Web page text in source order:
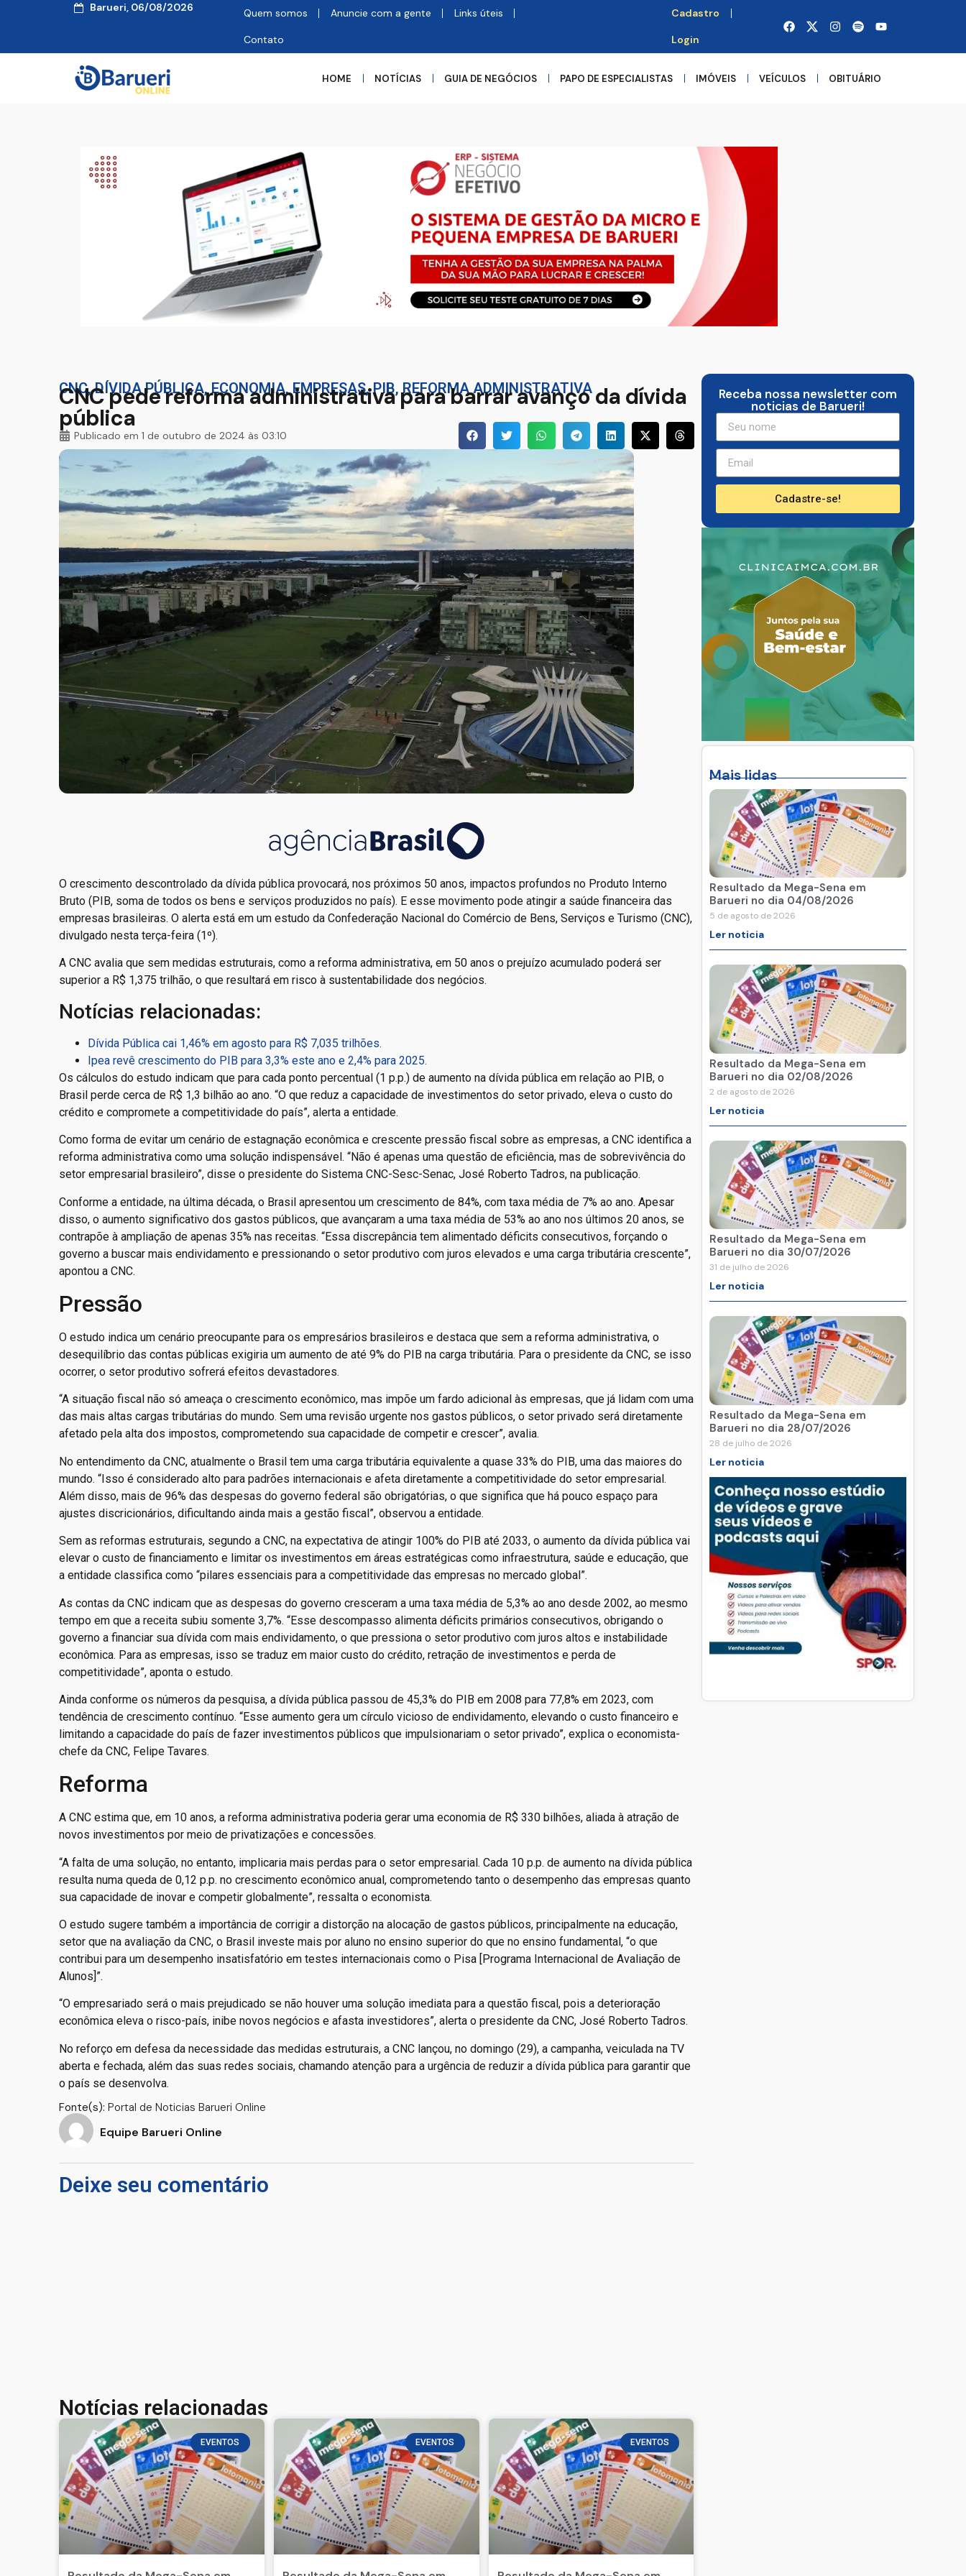
Barueri, 06/08/2026 Quem somos Anuncie com a gente Links úteis
Contato
Cadastro
Login
HOME NOTÍCIAS GUIA DE NEGÓCIOS PAPO DE ESPECIALISTAS IMÓVEIS VEÍCULOS OBITUÁRIO
CNC,DÍVIDA PÚBLICA,ECONOMIA,EMPRESAS,PIB,REFORMA ADMINISTRATIVA
CNC pede reforma administrativa para barrar avanço da dívida
pública
Publicado em 1 de outubro de 2024 às 03:10
O crescimento descontrolado da dívida pública provocará, nos próximos 50 anos, impactos profundos no Produto Interno
Bruto (PIB, soma de todos os bens e serviços produzidos no país). E esse movimento pode atingir a saúde financeira das
empresas brasileiras. O alerta está em um estudo da Confederação Nacional do Comércio de Bens, Serviços e Turismo (CNC),
divulgado nesta terça-feira (1º).
A CNC avalia que sem medidas estruturais, como a reforma administrativa, em 50 anos o prejuízo acumulado poderá ser
superior a R$ 1,375 trilhão, o que resultará em risco à sustentabilidade dos negócios.
Notícias relacionadas:
Dívida Pública cai 1,46% em agosto para R$ 7,035 trilhões.
Ipea revê crescimento do PIB para 3,3% este ano e 2,4% para 2025.
Os cálculos do estudo indicam que para cada ponto percentual (1 p.p.) de aumento na dívida pública em relação ao PIB, o
Brasil perde cerca de R$ 1,3 bilhão ao ano. “O que reduz a capacidade de investimentos do setor privado, eleva o custo do
crédito e compromete a competitividade do país”, alerta a entidade.
Como forma de evitar um cenário de estagnação econômica e crescente pressão fiscal sobre as empresas, a CNC identifica a
reforma administrativa como uma solução indispensável. “Não é apenas uma questão de eficiência, mas de sobrevivência do
setor empresarial brasileiro”, disse o presidente do Sistema CNC-Sesc-Senac, José Roberto Tadros, na publicação.
Conforme a entidade, na última década, o Brasil apresentou um crescimento de 84%, com taxa média de 7% ao ano. Apesar
disso, o aumento significativo dos gastos públicos, que avançaram a uma taxa média de 53% ao ano nos últimos 20 anos, se
contrapõe à ampliação de apenas 35% nas receitas. “Essa discrepância tem alimentado déficits consecutivos, forçando o
governo a buscar mais endividamento e pressionando o setor produtivo com juros elevados e uma carga tributária crescente”,
apontou a CNC.
Pressão
O estudo indica um cenário preocupante para os empresários brasileiros e destaca que sem a reforma administrativa, o
desequilíbrio das contas públicas exigiria um aumento de até 9% do PIB na carga tributária. Para o presidente da CNC, se isso
ocorrer, o setor produtivo sofrerá efeitos devastadores.
“A situação fiscal não só ameaça o crescimento econômico, mas impõe um fardo adicional às empresas, que já lidam com uma
das mais altas cargas tributárias do mundo. Sem uma revisão urgente nos gastos públicos, o setor privado será diretamente
afetado pela alta dos impostos, comprometendo sua capacidade de competir e crescer”, avalia.
No entendimento da CNC, atualmente o Brasil tem uma carga tributária equivalente a quase 33% do PIB, uma das maiores do
mundo. “Isso é considerado alto para padrões internacionais e afeta diretamente a competitividade do setor empresarial.
Além disso, mais de 96% das despesas do governo federal são obrigatórias, o que significa que há pouco espaço para
ajustes discricionários, dificultando ainda mais a gestão fiscal”, observou a entidade.
Sem as reformas estruturais, segundo a CNC, na expectativa de atingir 100% do PIB até 2033, o aumento da dívida pública vai
elevar o custo de financiamento e limitar os investimentos em áreas estratégicas como infraestrutura, saúde e educação, que
a entidade classifica como “pilares essenciais para a competitividade das empresas no mercado global”.
As contas da CNC indicam que as despesas do governo cresceram a uma taxa média de 5,3% ao ano desde 2002, ao mesmo
tempo em que a receita subiu somente 3,7%. “Esse descompasso alimenta déficits primários consecutivos, obrigando o
governo a financiar sua dívida com mais endividamento, o que pressiona o setor produtivo com juros altos e instabilidade
econômica. Para as empresas, isso se traduz em maior custo do crédito, retração de investimentos e perda de
competitividade”, aponta o estudo.
Ainda conforme os números da pesquisa, a dívida pública passou de 45,3% do PIB em 2008 para 77,8% em 2023, com
tendência de crescimento contínuo. “Esse aumento gera um círculo vicioso de endividamento, elevando o custo financeiro e
limitando a capacidade do país de fazer investimentos públicos que impulsionariam o setor privado”, explica o economista-
chefe da CNC, Felipe Tavares.
Reforma
A CNC estima que, em 10 anos, a reforma administrativa poderia gerar uma economia de R$ 330 bilhões, aliada à atração de
novos investimentos por meio de privatizações e concessões.
“A falta de uma solução, no entanto, implicaria mais perdas para o setor empresarial. Cada 10 p.p. de aumento na dívida pública
resulta numa queda de 0,12 p.p. no crescimento econômico anual, comprometendo tanto o desempenho das empresas quanto
sua capacidade de inovar e competir globalmente”, ressalta o economista.
O estudo sugere também a importância de corrigir a distorção na alocação de gastos públicos, principalmente na educação,
setor que na avaliação da CNC, o Brasil investe mais por aluno no ensino superior do que no ensino fundamental, “o que
contribui para um desempenho insatisfatório em testes internacionais como o Pisa [Programa Internacional de Avaliação de
Alunos]”.
“O empresariado será o mais prejudicado se não houver uma solução imediata para a questão fiscal, pois a deterioração
econômica eleva o risco-país, inibe novos negócios e afasta investidores”, alerta o presidente da CNC, José Roberto Tadros.
No reforço em defesa da necessidade das medidas estruturais, a CNC lançou, no domingo (29), a campanha, veiculada na TV
aberta e fechada, além das suas redes sociais, chamando atenção para a urgência de reduzir a dívida pública para garantir que
o país se desenvolva.
Fonte(s): Portal de Noticias Barueri Online
Equipe Barueri Online
Deixe seu comentário
Notícias relacionadas
EVENTOS EVENTOS EVENTOS
Mais lidas
Resultado da Mega-Sena em
Barueri no dia 04/08/2026
5 de agosto de 2026
Ler noticia
Resultado da Mega-Sena em
Barueri no dia 02/08/2026
2 de agosto de 2026
Ler noticia
Resultado da Mega-Sena em
Barueri no dia 30/07/2026
31 de julho de 2026
Ler noticia
Resultado da Mega-Sena em
Barueri no dia 28/07/2026
28 de julho de 2026
Ler noticia
Receba nossa newsletter com
noticias de Barueri!
Cadastre-se!